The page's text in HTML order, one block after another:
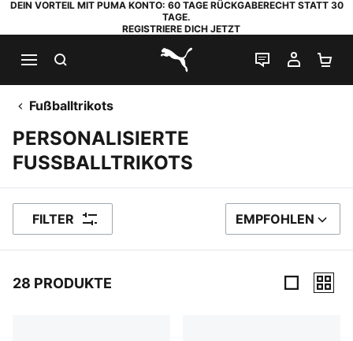
DEIN VORTEIL MIT PUMA KONTO: 60 TAGE RÜCKGABERECHT STATT 30
TAGE.
REGISTRIERE DICH JETZT
PUMA.com
LIVE-CHAT
MEIN
Fußballtrikots
PERSONALISIERTE
FUSSBALLTRIKOTS
FILTER SORTIEREN NACH
EMPFOHLEN
28 PRODUKTE